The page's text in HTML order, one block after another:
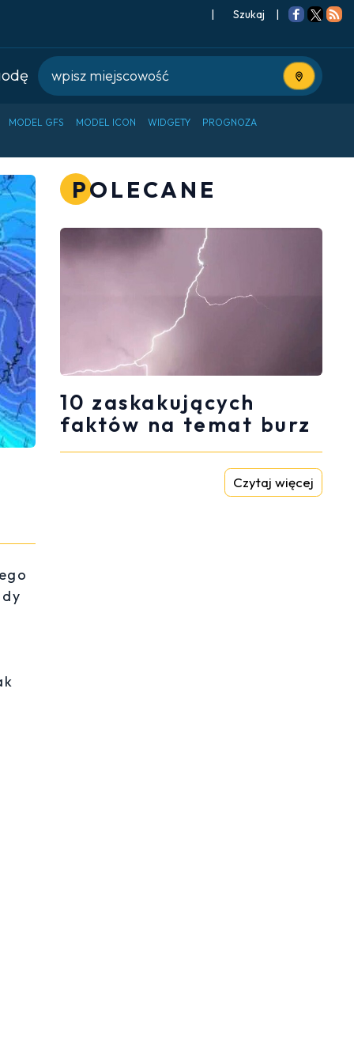
| |
Użyj
MODEL GFS MODEL ICON WIDGETY PROGNOZA
POLECANE
10 zaskakujących
faktów na temat burz
Czytaj więcej